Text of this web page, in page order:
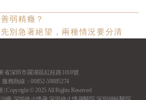
弱精癥？
別急著絕望，兩種情況要分清
省深圳市羅湖區紅桂路1018號
服務熱線：00852-59885274
| Copyright © 2025 All Rights Reserved